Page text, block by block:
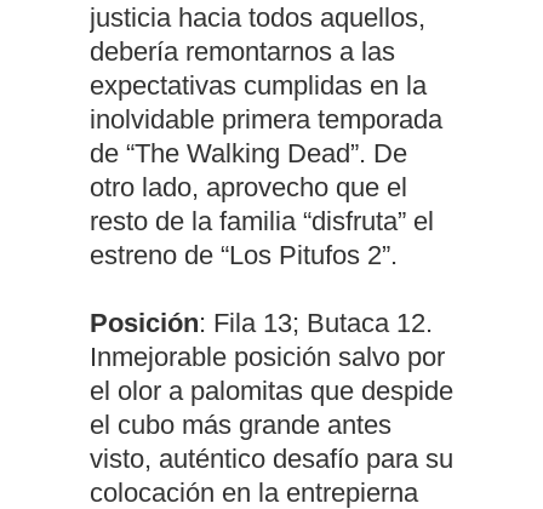
justicia hacia todos aquellos,
debería remontarnos a las
expectativas cumplidas en la
inolvidable primera temporada
de “The Walking Dead”. De
otro lado, aprovecho que el
resto de la familia “disfruta” el
estreno de “Los Pitufos 2”.
Posición: Fila 13; Butaca 12.
Inmejorable posición salvo por
el olor a palomitas que despide
el cubo más grande antes
visto, auténtico desafío para su
colocación en la entrepierna